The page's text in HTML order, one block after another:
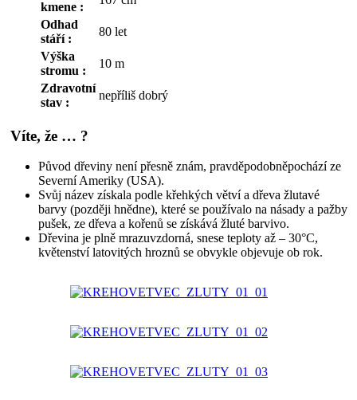
kmene :
Odhad
stáří :
80 let
Výška
stromu :
10 m
Zdravotní
stav :
nepříliš dobrý
Víte, že … ?
Původ dřeviny není přesně znám, pravděpodobněpochází ze
Severní Ameriky (USA).
Svůj název získala podle křehkých větví a dřeva žlutavé
barvy (později hnědne), které se používalo na násady a pažby
pušek, ze dřeva a kořenů se získává žluté barvivo.
Dřevina je plně mrazuvzdorná, snese teploty až – 30°C,
květenství latovitých hroznů se obvykle objevuje ob rok.